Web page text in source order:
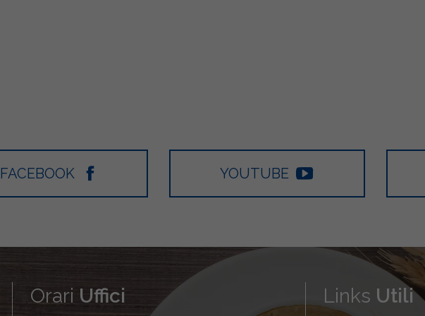
FACEBOOK YOUTUBE
Orari Uffici Links Utili